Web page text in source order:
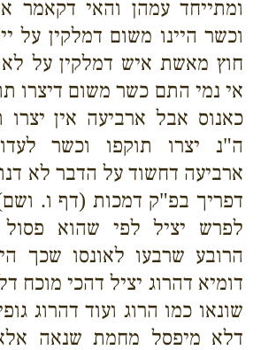
ומתייחד עמהן והאי דקאמר
וכשר היינו משום דמלקין על
חוץ מאשת איש דמלקין על
אי נמי התם כשר משום דיצרו
כאנוס אבל ארביעה אין
ה"נ יצרו תוקפו וכשר
ארביעה דחשוד על הדבר לא
דפריך בפ"ק דמכות (דף ו.
לפרש יציל לפי שהוא
הרובע שרבעו לאונסו שכך
דומיא דהרוג יציל דהכי מוכח
שונאו כמו הרוג ועוד דהרוג
דלא מיפסל מחמת שנאה